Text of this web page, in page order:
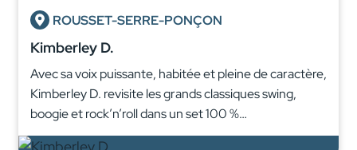
ROUSSET-SERRE-PONÇON
Kimberley D.
Avec sa voix puissante, habitée et pleine de caractère,
Kimberley D. revisite les grands classiques swing,
boogie et rock’n’roll dans un set 100 %…